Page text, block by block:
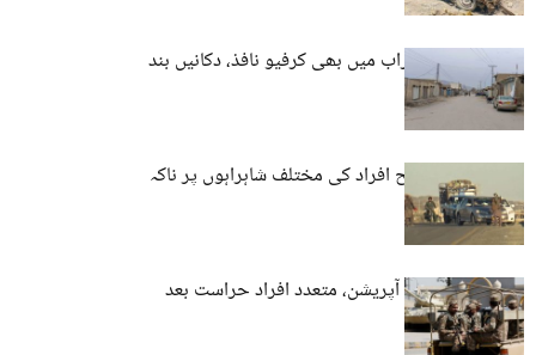
قلات کے بعد سوراب میں بھی کرفیو نافذ، دکانیں بند
کرا دی گئیں
سوراب میں مسلح افراد کی مختلف شاہراہوں پر ناکہ
بندی
سوراب: نغاڑ میں آپریشن، متعدد افراد حراست بعد
لاپتہ